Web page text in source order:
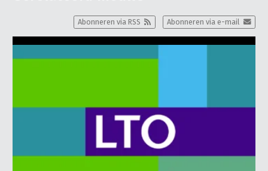
Abonneren via e-mail
Abonneren via RSS